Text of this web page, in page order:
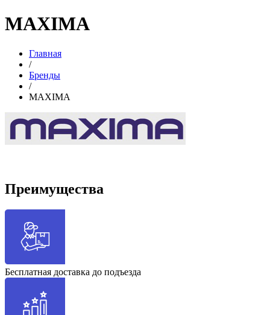
MAXIMA
Главная
/
Бренды
/
MAXIMA
Преимущества
Бесплатная доставка до подъезда